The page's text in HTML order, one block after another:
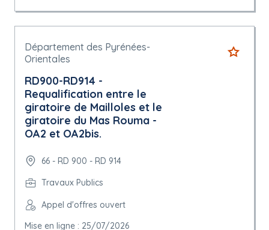
Département des Pyrénées-
Orientales
RD900-RD914 -
Requalification entre le
giratoire de Mailloles et le
giratoire du Mas Rouma -
OA2 et OA2bis.
66 - RD 900 - RD 914
Travaux Publics
Appel d'offres ouvert
Mise en ligne : 25/07/2026